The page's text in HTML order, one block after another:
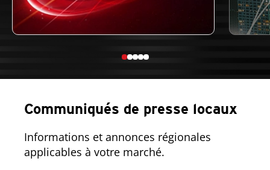
Communiqués de presse locaux
Informations et annonces régionales
applicables à votre marché.